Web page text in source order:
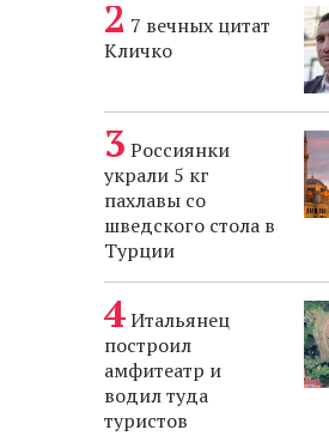
7 вечных цитат
Кличко
Россиянки
украли 5 кг
пахлавы со
шведского стола в
Турции
Итальянец
построил
амфитеатр и
водил туда
туристов